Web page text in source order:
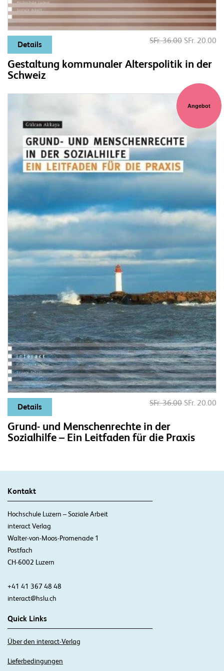
Details SFr. 36.00 SFr. 20.00
Gestaltung kommunaler Alterspolitik in der
Schweiz
Angebot
Details SFr. 36.00 SFr. 20.00
Grund- und Menschenrechte in der
Sozialhilfe – Ein Leitfaden für die Praxis
Kontakt
Hochschule Luzern – Soziale Arbeit
interact Verlag
Walter-von-Moos-Promenade 1
Postfach
CH-6002 Luzern
+41 41 367 48 48
interact@hslu.ch
Quick Links
Über den interact-Verlag
Lieferbedingungen